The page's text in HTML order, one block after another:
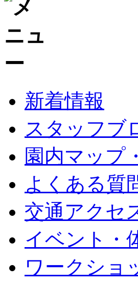
新着情報
スタッフブ
園内マップ
よくある質
交通アクセ
イベント・
ワークショ